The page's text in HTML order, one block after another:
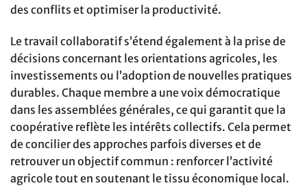
des conflits et optimiser la productivité.
Le travail collaboratif s’étend également à la prise de
décisions concernant les orientations agricoles, les
investissements ou l’adoption de nouvelles pratiques
durables. Chaque membre a une voix démocratique
dans les assemblées générales, ce qui garantit que la
coopérative reflète les intérêts collectifs. Cela permet
de concilier des approches parfois diverses et de
retrouver un objectif commun : renforcer l’activité
agricole tout en soutenant le tissu économique local.